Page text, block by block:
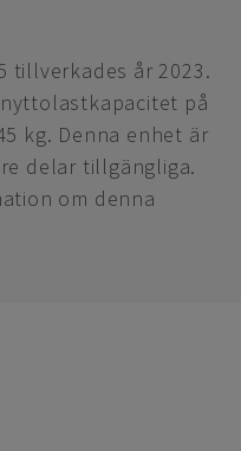
tillverkades år 2023.
på
kg. Denna enhet är
delar tillgängliga.
om denna